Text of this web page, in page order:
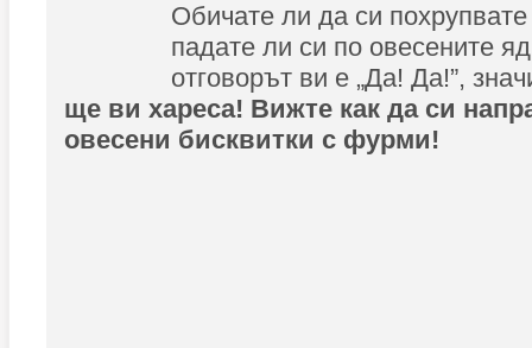
Обичате ли да си
падате ли си по овесените
отговорът ви е „Да! Да!”,
ще ви хареса! Вижте как да си
овесени бисквитки с фурми!